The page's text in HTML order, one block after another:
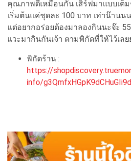
คุณภาพดีเหมือนกัน เสิร์ฟมาแบบเต็
เริ่มต้นแค่ชุดละ 100 บาท เท่าน๊านน
แต่อยากอร่อยต้องมาลองกินนะจ๊ะ
แวะมากินกันเจ้า ตามพิกัดที่ให้ไว้เลย
พิกัดร้าน :
https://
info/